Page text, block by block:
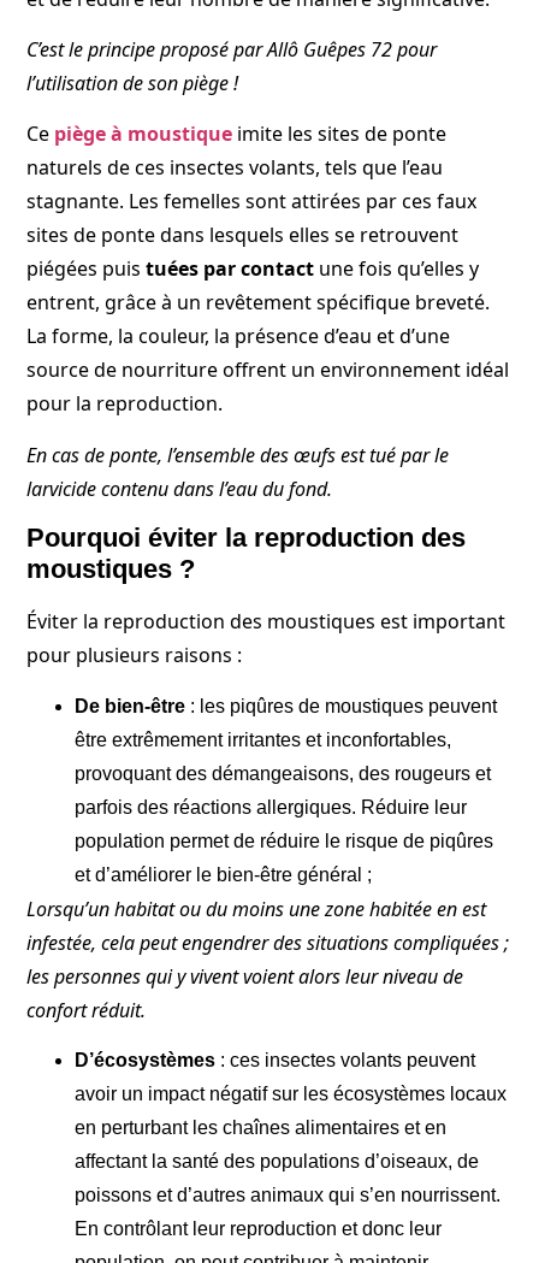
C’est le principe proposé par Allô Guêpes 72 pour
l’utilisation de son piège !
Ce piège à moustique imite les sites de ponte
naturels de ces insectes volants, tels que l’eau
stagnante. Les femelles sont attirées par ces faux
sites de ponte dans lesquels elles se retrouvent
piégées puistuées par contact une fois qu’elles y
entrent, grâce à un revêtement spécifique breveté.
La forme, la couleur, la présence d’eau et d’une
source de nourriture offrent un environnement idéal
pour la reproduction.
En cas de ponte, l’ensemble des œufs est tué par le
larvicide contenu dans l’eau du fond.
Pourquoi éviter la reproduction des
moustiques ?
Éviter la reproduction des moustiques est important
pour plusieurs raisons :
De bien-être : les piqûres de moustiques peuvent
être extrêmement irritantes et inconfortables,
provoquant des démangeaisons, des rougeurs et
parfois des réactions allergiques. Réduire leur
population permet de réduire le risque de piqûres
et d’améliorer le bien-être général ;
Lorsqu’un habitat ou du moins une zone habitée en est
infestée, cela peut engendrer des situations compliquées ;
les personnes qui y vivent voient alors leur niveau de
confort réduit.
D’écosystèmes : ces insectes volants peuvent
avoir un impact négatif sur les écosystèmes locaux
en perturbant les chaînes alimentaires et en
affectant la santé des populations d’oiseaux, de
poissons et d’autres animaux qui s’en nourrissent.
En contrôlant leur reproduction et donc leur